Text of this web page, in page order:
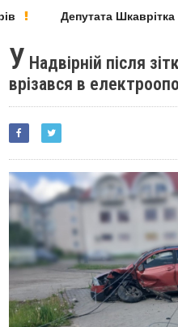
Депутата Шкаврітка
У Надвірній після
врізався в